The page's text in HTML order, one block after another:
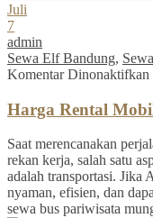
Juli
7
admin
Sewa Elf Bandung,
Komentar Dinonaktifkan
Harga Rental
Saat merencanakan
rekan kerja, salah satu
adalah transportasi. Jika
nyaman, efisien, dan
sewa bus pariwisata